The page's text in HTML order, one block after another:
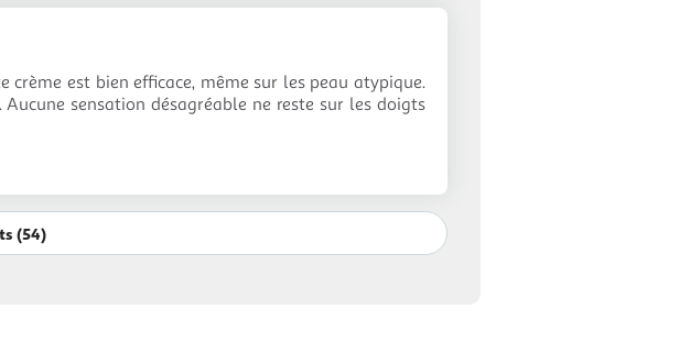
crème est bien efficace, même sur les peau atypique.
sensation désagréable ne reste sur les doigts
(54)